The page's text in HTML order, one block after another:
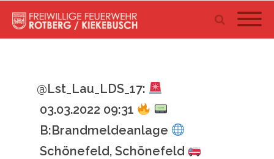
@Lst_Lau_LDS_17:
03.03.2022 09:31
B:Brandmeldeanlage
Schönefeld, Schönefeld